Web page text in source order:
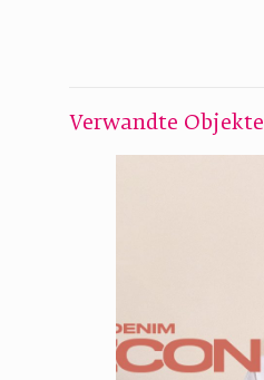
Verwandte Objekte